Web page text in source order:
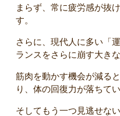
まらず、常に疲労感が抜
す。
さらに、現代人に多い「
ランスをさらに崩す大き
筋肉を動かす機会が減る
り、体の回復力が落ちてい
そしてもう一つ見逃せな